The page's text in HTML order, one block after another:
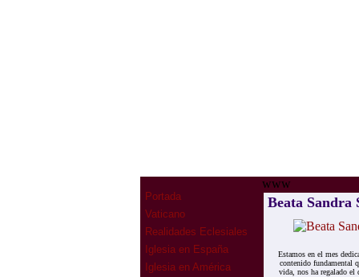
Portada
Vaticano
Realidades Eclesiales
Iglesia en España
Iglesia en América
www
Beata Sandra
Estamos en el mes
contenido fundamental
vida, nos ha regalado el